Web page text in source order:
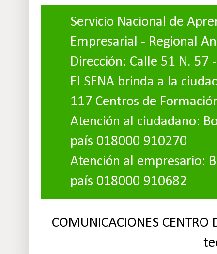
Servicio Nacional de
Empresarial - Regional
Dirección: Calle 51 N.
El SENA brinda a la
117 Centros de
Atención al ciudadano:
país 018000 910270
Atención al empresario:
país 018000 910682
COMUNICACIONES CENTRO